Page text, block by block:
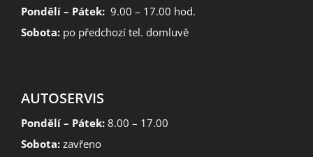
Pondělí – Pátek: 9.00 – 17.00 hod.
Sobota: po předchozí tel. domluvě
AUTOSERVIS
Pondělí – Pátek: 8.00 – 17.00
Sobota: zavřeno